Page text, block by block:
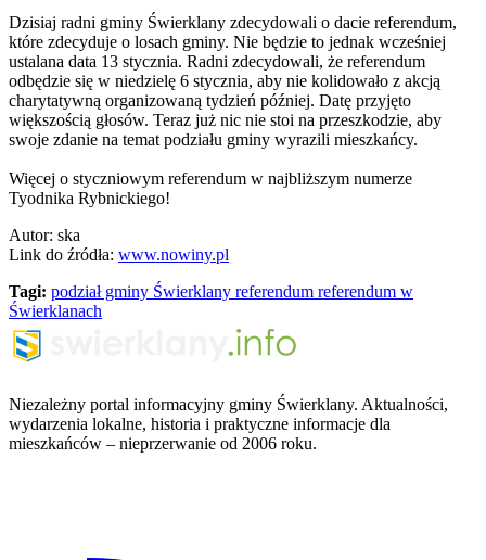
Dzisiaj radni gminy Świerklany zdecydowali o dacie referendum,
które zdecyduje o losach gminy. Nie będzie to jednak wcześniej
ustalana data 13 stycznia. Radni zdecydowali, że referendum
odbędzie się w niedzielę 6 stycznia, aby nie kolidowało z akcją
charytatywną organizowaną tydzień później. Datę przyjęto
większością głosów. Teraz już nic nie stoi na przeszkodzie, aby
swoje zdanie na temat podziału gminy wyrazili mieszkańcy.
Więcej o styczniowym referendum w najbliższym numerze
Tyodnika Rybnickiego!
Autor: ska
Link do źródła: www.nowiny.pl
Tagi: podział gminy Świerklany referendum referendum w
Świerklanach
Niezależny portal informacyjny gminy Świerklany. Aktualności,
wydarzenia lokalne, historia i praktyczne informacje dla
mieszkańców – nieprzerwanie od 2006 roku.